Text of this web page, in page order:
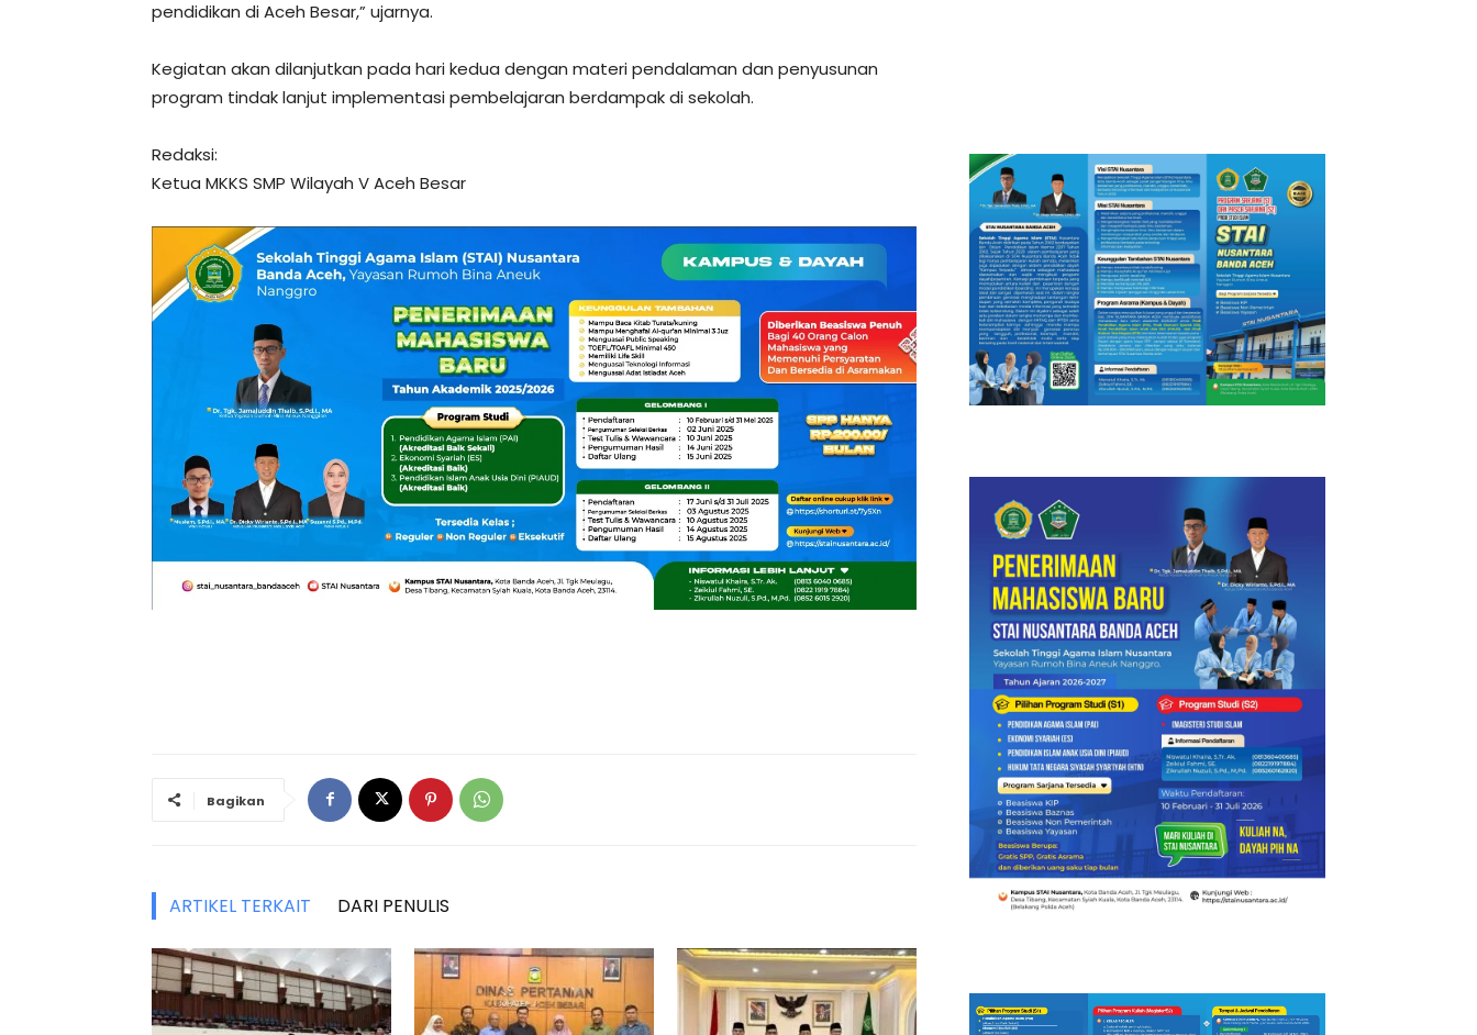
pendidikan di Aceh Besar,” ujarnya.
Kegiatan akan dilanjutkan pada hari kedua dengan materi pendalaman dan penyusunan
program tindak lanjut implementasi pembelajaran berdampak di sekolah.
Redaksi:
Ketua MKKS SMP Wilayah V Aceh Besar
Bagikan
ARTIKEL TERKAIT DARI PENULIS